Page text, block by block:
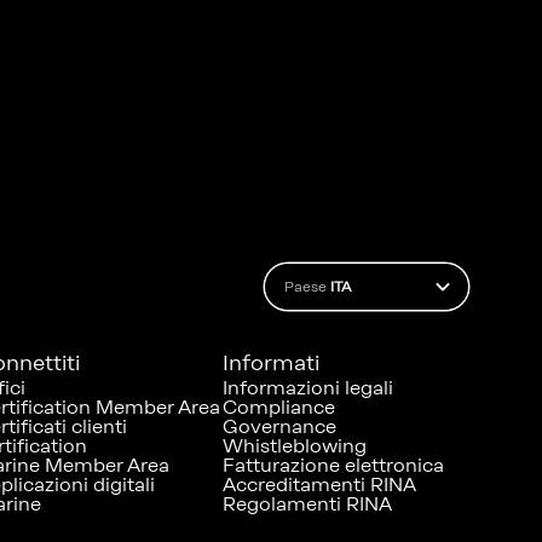
Paese ITA
Member Area
clienti
Member Area
digitali
Informati
Informazioni legali
Compliance
Governance
Whistleblowing
Fatturazione elettronica
Accreditamenti RINA
Regolamenti RINA